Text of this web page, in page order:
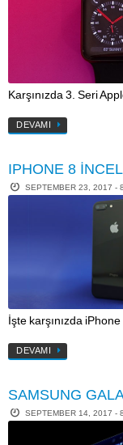
Karşınızda 3. Seri
DEVAMI
IPHONE 8
SEPTEMBER 23, 2017 -
İşte karşınızda
DEVAMI
SAMSUNG
SEPTEMBER 14, 2017 -